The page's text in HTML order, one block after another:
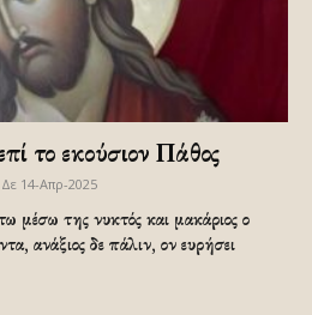
το εκούσιον Πάθος
Δε 14-Απρ-2025
μέσω της νυκτός και μακάριος ο
ανάξιος δε πάλιν, ον ευρήσει